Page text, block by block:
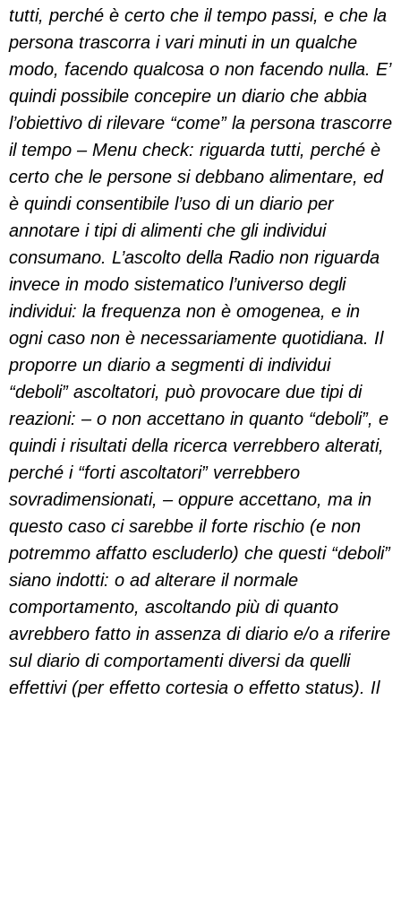
tutti, perché è certo che il tempo passi, e che la
persona trascorra i vari minuti in un qualche
modo, facendo qualcosa o non facendo nulla. E’
quindi possibile concepire un diario che abbia
l’obiettivo di rilevare “come” la persona trascorre
il tempo – Menu check: riguarda tutti, perché è
certo che le persone si debbano alimentare, ed
è quindi consentibile l’uso di un diario per
annotare i tipi di alimenti che gli individui
consumano. L’ascolto della Radio non riguarda
invece in modo sistematico l’universo degli
individui: la frequenza non è omogenea, e in
ogni caso non è necessariamente quotidiana. Il
proporre un diario a segmenti di individui
“deboli” ascoltatori, può provocare due tipi di
reazioni: – o non accettano in quanto “deboli”, e
quindi i risultati della ricerca verrebbero alterati,
perché i “forti ascoltatori” verrebbero
sovradimensionati, – oppure accettano, ma in
questo caso ci sarebbe il forte rischio (e non
potremmo affatto escluderlo) che questi “deboli”
siano indotti: o ad alterare il normale
comportamento, ascoltando più di quanto
avrebbero fatto in assenza di diario e/o a riferire
sul diario di comportamenti diversi da quelli
effettivi (per effetto cortesia o effetto status). Il